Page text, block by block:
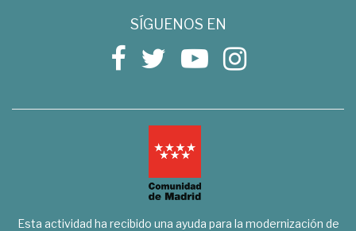
SÍGUENOS EN
Esta actividad ha recibido una ayuda para la modernización de